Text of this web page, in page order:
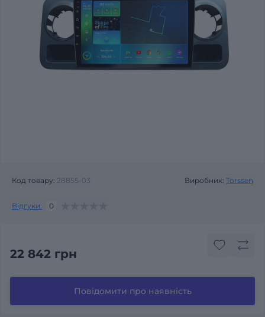
Код товару: 28855-03 Виробник: Torssen
Відгуки: 0
22 842 грн
Повідомити про наявність